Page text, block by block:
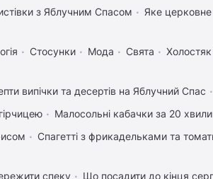
з Яблучним Спасом Яке
Стосунки Мода Свята
випічки та десертів на Яблучний Спас
Малосольні кабачки за 20
Спагетті з фрикадельками та
спеку Що посадити до кінця